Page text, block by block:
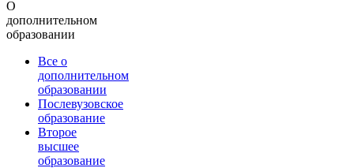
О
дополнительном
образовании
Все о
дополнительном
образовании
Послевузовское
образование
Второе
высшее
образование